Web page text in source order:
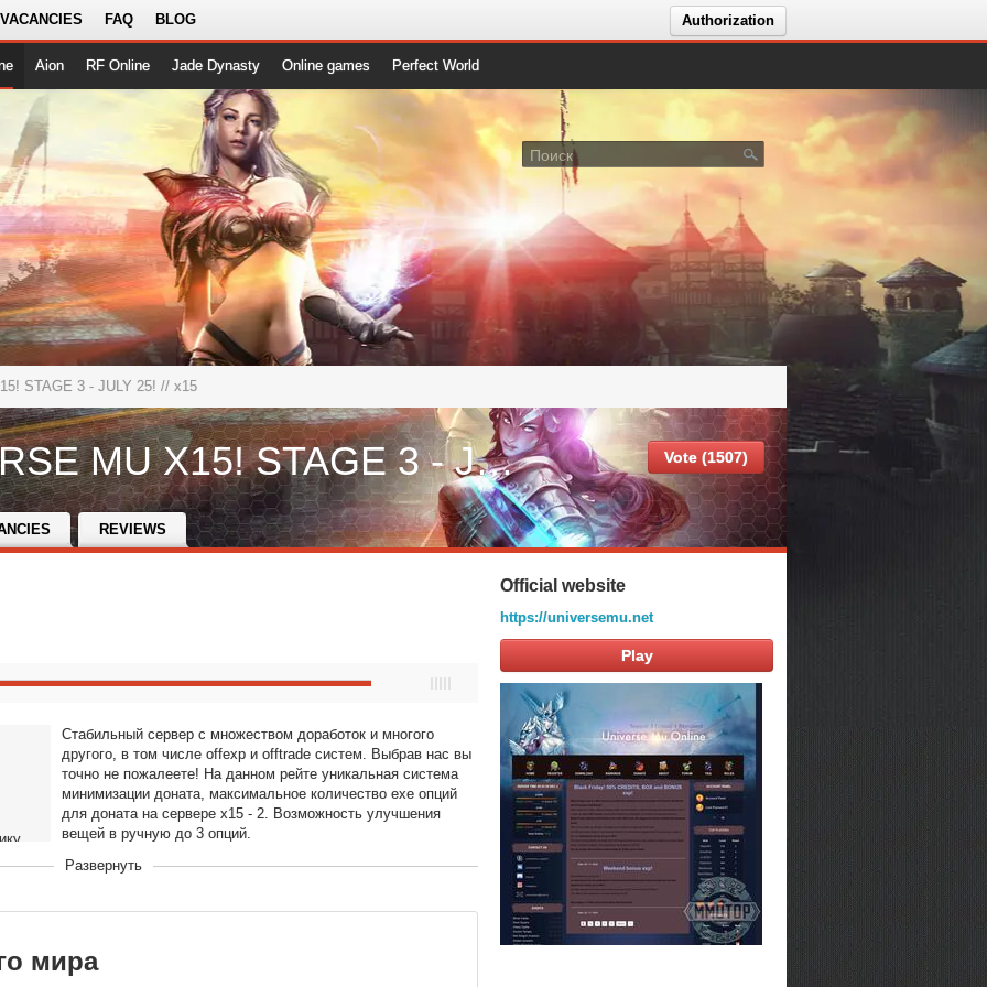
FAQ BLOG Authorization
Aion RF Online Jade Dynasty Online games Perfect World
STAGE 3 - JULY 25! // x15
UNIVERSE MU X15! STAGE 3 - JULY 25! x15 Vote (1507)
REVIEWS
Стабильный сервер с множеством доработок и многого
другого, в том числе offexp и offtrade систем. Выбрав нас вы
точно не пожалеете! На данном рейте уникальная система
минимизации доната, максимальное количество ехе опций
для доната на сервере х15 - 2. Возможность улучшения
вещей в ручную до 3 опций.
Развернуть
мира
Official website
https://universemu.net
Play